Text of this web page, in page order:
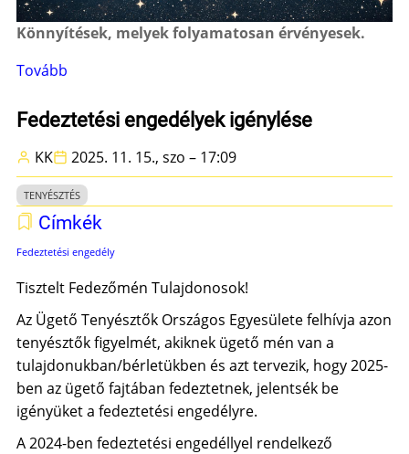
Könnyítések, melyek folyamatosan érvényesek.
Tovább
Fedeztetési engedélyek igénylése
KK 2025. 11. 15., szo – 17:09
TENYÉSZTÉS
Címkék
Fedeztetési engedély
Tisztelt Fedezőmén Tulajdonosok!
Az Ügető Tenyésztők Országos Egyesülete felhívja azon
tenyésztők figyelmét, akiknek ügető mén van a
tulajdonukban/bérletükben és azt tervezik, hogy 2025-
ben az ügető fajtában fedeztetnek, jelentsék be
igényüket a fedeztetési engedélyre.
A 2024-ben fedeztetési engedéllyel rendelkező